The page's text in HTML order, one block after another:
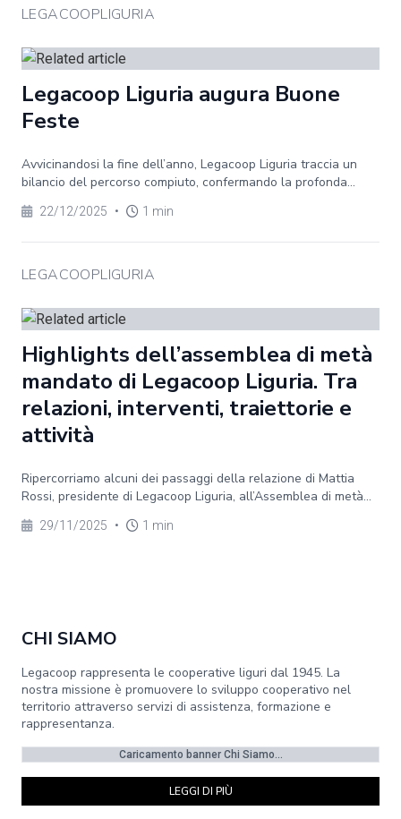
LEGACOOPLIGURIA
Legacoop Liguria augura Buone
Feste
Avvicinandosi la fine dell’anno, Legacoop Liguria traccia un
bilancio del percorso compiuto, confermando la profonda...
22/12/2025 • 1 min
LEGACOOPLIGURIA
Highlights dell’assemblea di metà
mandato di Legacoop Liguria. Tra
relazioni, interventi, traiettorie e
attività
Ripercorriamo alcuni dei passaggi della relazione di Mattia
Rossi, presidente di Legacoop Liguria, all’Assemblea di metà...
29/11/2025 • 1 min
CHI SIAMO
Legacoop rappresenta le cooperative liguri dal 1945. La
nostra missione è promuovere lo sviluppo cooperativo nel
territorio attraverso servizi di assistenza, formazione e
rappresentanza.
Caricamento banner Chi Siamo...
LEGGI DI PIÙ